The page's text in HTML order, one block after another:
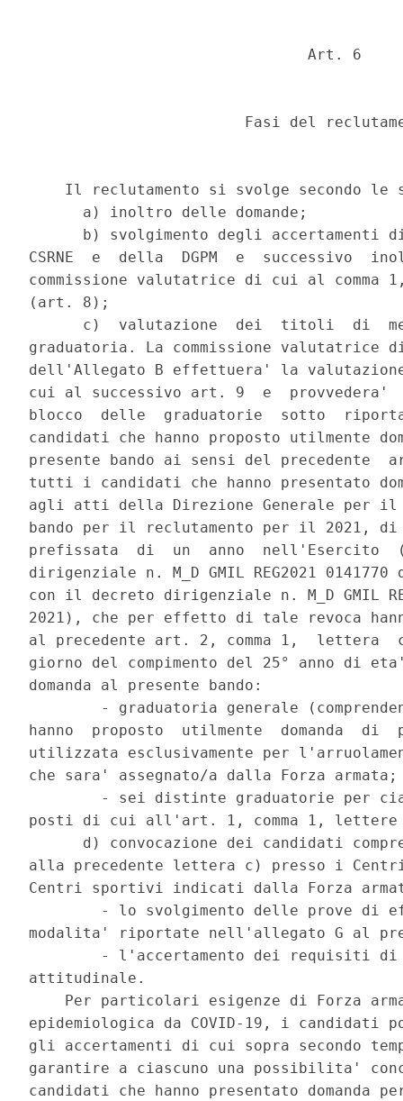
                               Art. 6
Fasi del
Il reclutamento si svolge secondo le
      a) inoltro delle domande;
b) svolgimento degli accertamenti
CSRNE  e  della  DGPM  e  successivo
commissione valutatrice di cui al
(art. 8);
c)  valutazione  dei  titoli  di
graduatoria. La commissione valutatrice
dell'Allegato B effettuera' la
cui al successivo art. 9  e  provvedera'
blocco  delle  graduatorie  sotto
candidati che hanno proposto utilmente
presente bando ai sensi del
tutti i candidati che hanno presentato
agli atti della Direzione Generale per
bando per il reclutamento per il 2021,
prefissata  di  un  anno  nell'Esercito
dirigenziale n. M_D GMIL REG2021
con il decreto dirigenziale n. M_D GMIL
2021), che per effetto di tale revoca
al precedente art. 2, comma 1,
giorno del compimento del 25° anno di
domanda al presente bando:
- graduatoria generale
hanno  proposto  utilmente  domanda
utilizzata esclusivamente per
che sara' assegnato/a dalla Forza
- sei distinte graduatorie per
posti di cui all'art. 1, comma 1,
d) convocazione dei candidati
alla precedente lettera c) presso i
Centri sportivi indicati dalla Forza
- lo svolgimento delle prove di
modalita' riportate nell'allegato G al
- l'accertamento dei requisiti
attitudinale.
Per particolari esigenze di Forza
epidemiologica da COVID-19, i candidati
gli accertamenti di cui sopra secondo
garantire a ciascuno una possibilita'
candidati che hanno presentato domanda